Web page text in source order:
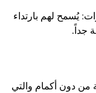
تزيد أعمارهم عن 8 سنوات: يُسمح لهم بارتداء
جداً.
من دون أكمام والتي